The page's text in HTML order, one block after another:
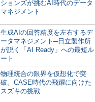
ションズが挑むAI時代のデータ
マネジメント
生成AIの回答精度を左右するデ
ータマネジメント─日立製作所
が説く「AI Ready」への最短ル
ート
物理統合の限界を仮想化で突
破。CASE時代の飛躍に向けた
スズキの挑戦